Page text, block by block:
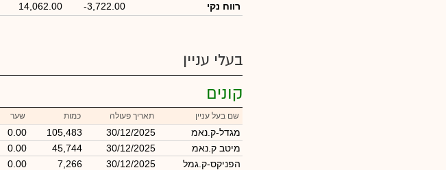
רווח נקי
-3,722.00
14,062.00
בעלי עניין
קונים
שם בעל עניין תאריך פעולה כמות שער
מגדל-ק.נאמ 30/12/2025
105,483
0.00
מיטב ק.נאמ
30/12/2025
45,744
0.00
הפניקס-ק.גמל
30/12/2025
7,266
0.00